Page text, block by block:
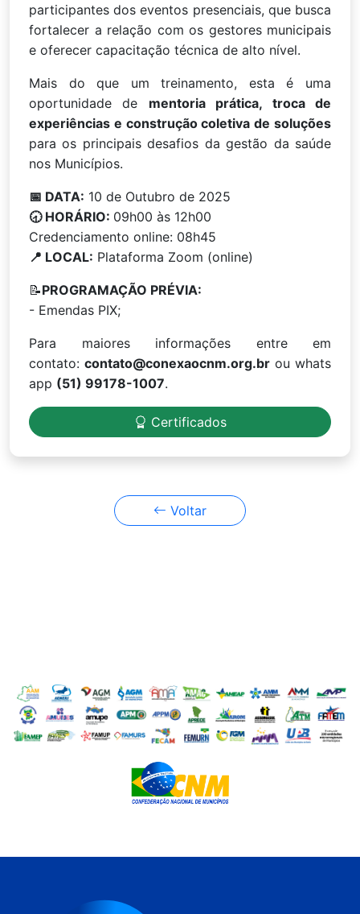
participantes dos eventos presenciais, que busca
fortalecer a relação com os gestores municipais
e oferecer capacitação técnica de alto nível.
Mais do que um treinamento, esta é uma
oportunidade de mentoria prática, troca de
experiências e construção coletiva de soluções
para os principais desafios da gestão da saúde
nos Municípios.
📅 DATA: 10 de Outubro de 2025
🕣 HORÁRIO: 09h00 às 12h00
Credenciamento online: 08h45
📍 LOCAL: Plataforma Zoom (online)
📝PROGRAMAÇÃO PRÉVIA:
- Emendas PIX;
Para maiores informações entre em
contato: contato@conexaocnm.org.br ou whats
app (51) 99178-1007.
Certificados
Voltar